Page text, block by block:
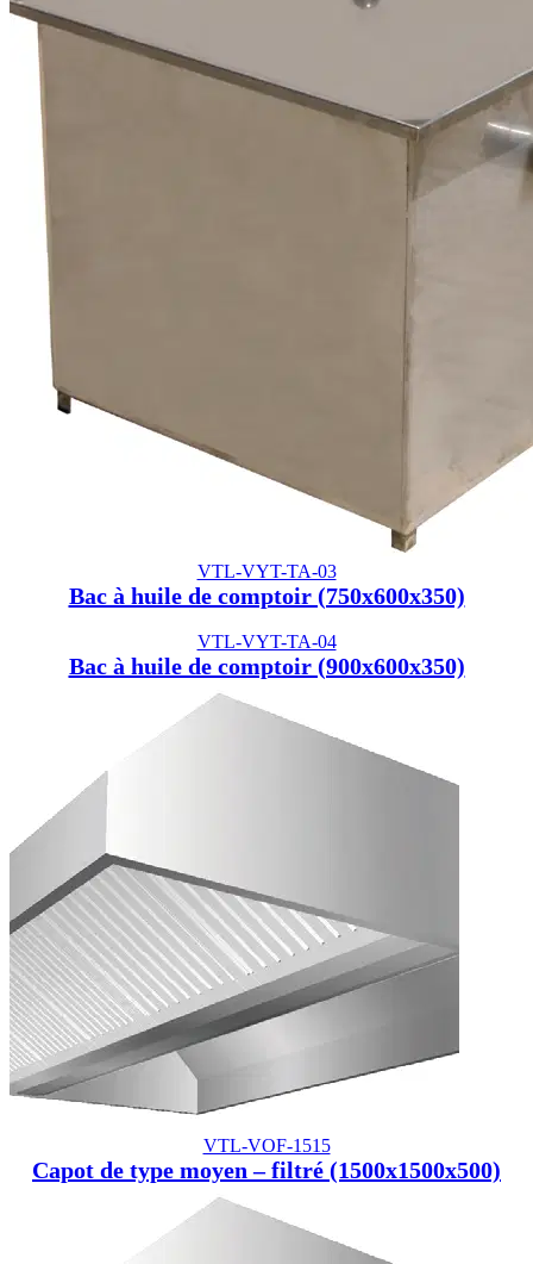
VTL-VYT-TA-03
Bac à huile de comptoir (750x600x350)
VTL-VYT-TA-04
Bac à huile de comptoir (900x600x350)
VTL-VOF-1515
Capot de type moyen – filtré (1500x1500x500)